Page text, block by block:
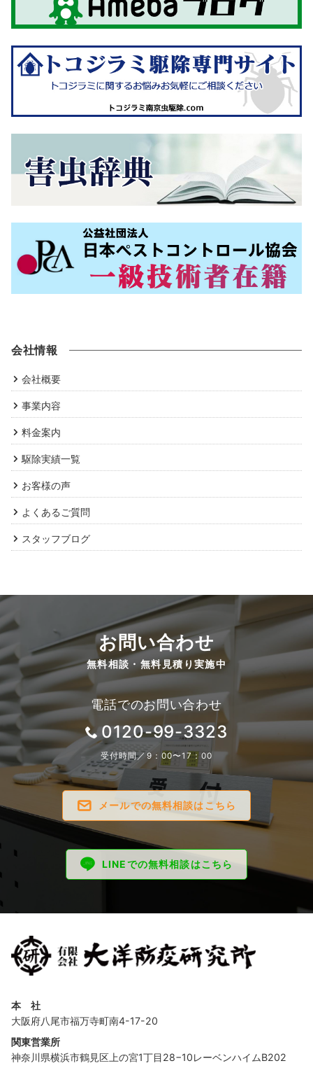
会社情報
会社概要
事業内容
料金案内
駆除実績一覧
お客様の声
よくあるご質問
スタッフブログ
お問い合わせ
無料相談・無料見積り実施中
電話でのお問い合わせ
0120-99-3323
受付時間／9：00〜17：00
メールでの無料相談はこちら
LINEでの無料相談はこちら
本 社
大阪府八尾市福万寺町南4-17-20
関東営業所
神奈川県横浜市鶴見区上の宮1丁目28−10レーベンハイムB202